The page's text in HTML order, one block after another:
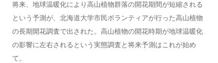
将来、地球温暖化により高山植物群落の開花期間が短縮される
という予測が、北海道大学市民ボランティアが行った高山植物
の長期開花調査で出された。高山植物の開花時期が地球温暖化
の影響に左右されるという実態調査と将来予測はこれが始め
て。